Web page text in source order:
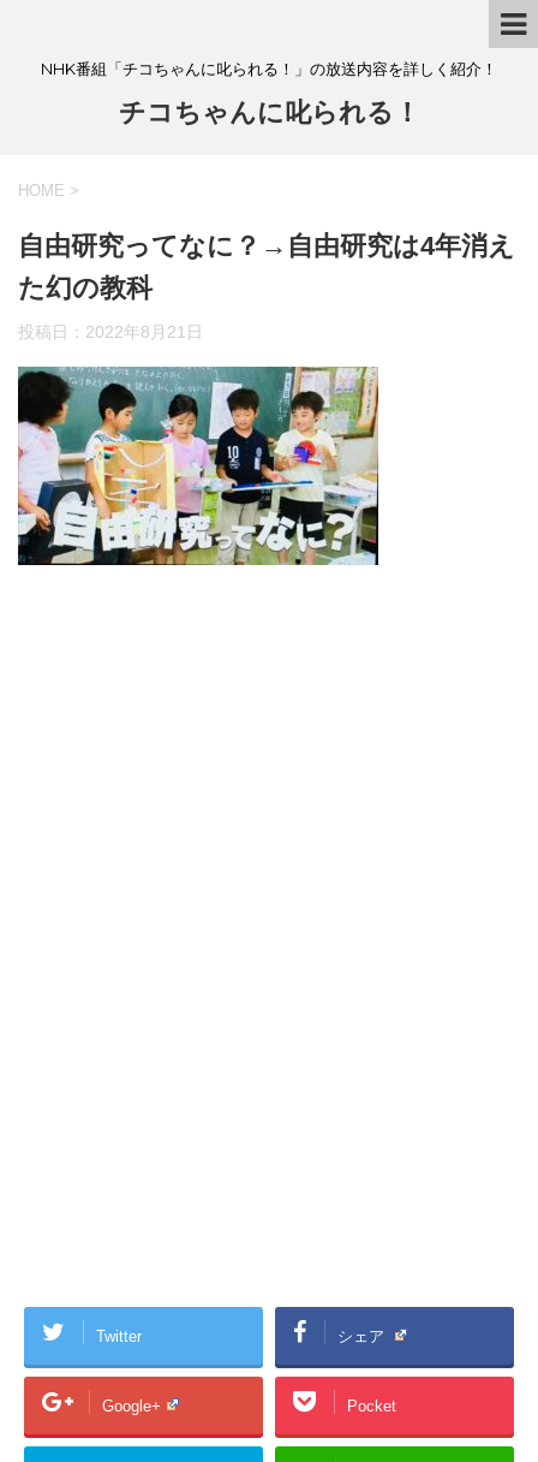
NHK番組「チコちゃんに叱られる！」の放送内容を詳しく紹介！
チコちゃんに叱られる！
HOME >
自由研究ってなに？→自由研究は4年消え
た幻の教科
投稿日： 2022年8月21日
Twitter シェア
Google+ Pocket